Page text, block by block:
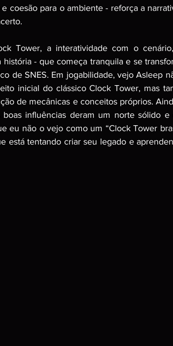
coesão para o ambiente - reforça a
Tower, a interatividade com o
- que começa tranquila e se
de SNES. Em jogabilidade, vejo Asleep
inicial do clássico Clock Tower, mas
de mecânicas e conceitos próprios.
influências deram um norte sólido e
eu não o vejo como um “Clock Tower
está tentando criar seu legado e